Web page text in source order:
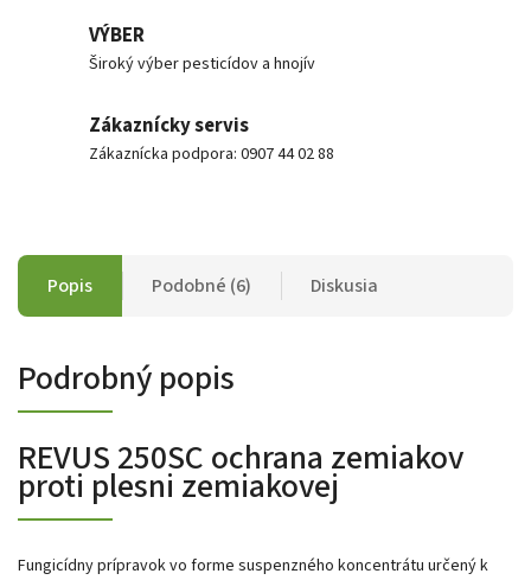
VÝBER
Široký výber pesticídov a hnojív
Zákaznícky servis
Zákaznícka podpora: 0907 44 02 88
Popis Podobné (6) Diskusia
Podrobný popis
REVUS 250SC ochrana zemiakov
proti plesni zemiakovej
Fungicídny prípravok vo forme suspenzného koncentrátu určený k